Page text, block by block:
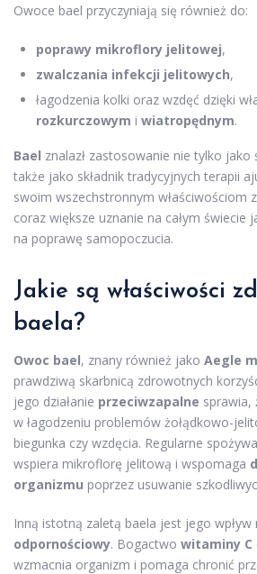
Owoce bael przyczyniają się również do:
poprawy mikroflory jelitowej,
zwalczania infekcji jelitowych,
łagodzenia kolki oraz wzdęć dzięki
rozkurczowym i wiatropędnym.
Bael znalazł zastosowanie nie tylko jako
także jako składnik tradycyjnych terapii
swoim wszechstronnym właściwościom
coraz większe uznanie na całym świecie
na poprawę samopoczucia.
Jakie są właściwości
baela?
Owoc bael, znany również jako Aegle
prawdziwą skarbnicą zdrowotnych
jego działanie przeciwzapalne sprawia,
w łagodzeniu problemów żołądkowo-
biegunka czy wzdęcia. Regularne
wspiera mikroflorę jelitową i wspomaga
organizmu poprzez usuwanie
Inną istotną zaletą baela jest jego wpływ
odpornościowy. Bogactwo witaminy C
wzmacnia organizm i pomaga chronić